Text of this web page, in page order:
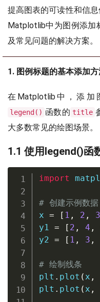
提高图表的可读性和信
Matplotlib中为图例添加
及常见问题的解决方案。
1. 图例标题的基本添加
在Matplotlib中，添
legend() 函数的 title
大多数常见的绘图场景。
1.1 使用legend()函
import
# 创建示例数据
x = [ 1 , 2 , 3
y1 = [ 2 , 4 ,
y2 = [ 1 , 3 ,
# 绘制线条
plt . plot ( x ,
plt . plot ( x ,